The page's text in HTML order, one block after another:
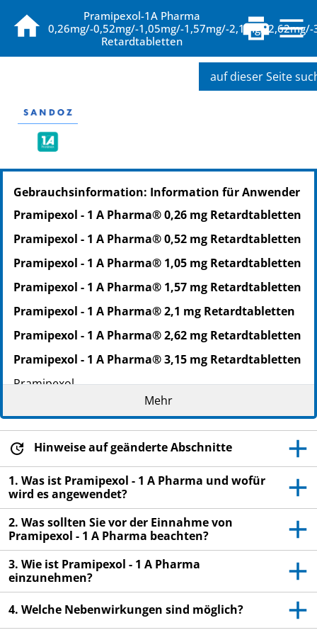
Pramipexol-1A Pharma
0,26mg/-0,52mg/-1,05mg/-1,57mg/-2,1mg/-2,62mg/-
Retardtabletten
auf dieser Seite
PZN: 07604356
PPN: 110760435673
NTIN: 04150076043565
PZN: 07604362
PPN: 110760436239
NTIN: 04150076043626
Gebrauchsinformation: Information für Anwender
Pramipexol - 1 A Pharma® 0,26 mg Retardtabletten
Pramipexol - 1 A Pharma® 0,52 mg Retardtabletten
Pramipexol - 1 A Pharma® 1,05 mg Retardtabletten
Pramipexol - 1 A Pharma® 1,57 mg Retardtabletten
Pramipexol - 1 A Pharma® 2,1 mg Retardtabletten
Pramipexol - 1 A Pharma® 2,62 mg Retardtabletten
Pramipexol - 1 A Pharma® 3,15 mg Retardtabletten
Pramipexol
Lesen Sie die gesamte Packungsbeilage sorgfältig
durch, bevor Sie mit der Einnahme dieses
Arzneimittels beginnen, denn sie enthält wichtige
Informationen.
Heben Sie die Packungsbeilage auf. Vielleicht
möchten Sie diese später nochmals lesen.
Wenn Sie weitere Fragen haben, wenden Sie sich
an Ihren Arzt oder Apotheker.
Dieses Arzneimittel wurde Ihnen persönlich
verschrieben. Geben Sie es nicht an Dritte weiter.
Es kann anderen Menschen schaden, auch wenn
diese die gleichen Beschwerden haben wie Sie.
Mehr
Hinweise auf geänderte Abschnitte
1. Was ist Pramipexol - 1 A Pharma und wofür
wird es angewendet?
2. Was sollten Sie vor der Einnahme von
Pramipexol - 1 A Pharma beachten?
3. Wie ist Pramipexol - 1 A Pharma
einzunehmen?
4. Welche Nebenwirkungen sind möglich?